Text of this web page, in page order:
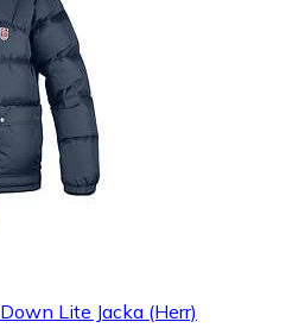
Lite Jacka (Herr)